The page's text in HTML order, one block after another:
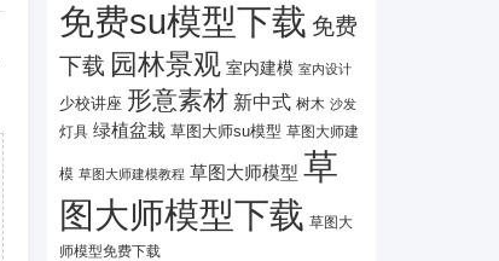
免费su模型下载 免费
下载 园林景观 室内建模 室内设计
少校讲座 形意素材 新中式 树木 沙发
灯具 绿植盆栽 草图大师su模型 草图大师建
模 草图大师建模教程 草图大师模型 草
图大师模型下载 草图大
师模型免费下载